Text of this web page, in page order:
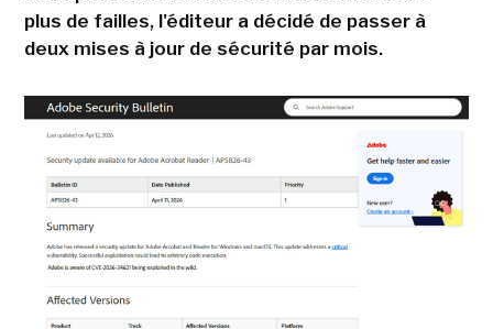
plus de failles, l'éditeur a décidé de passer à
deux mises à jour de sécurité par mois.